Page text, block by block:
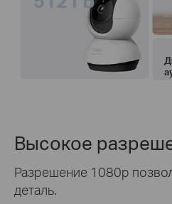
Высокое
Разрешение 1080p
деталь.